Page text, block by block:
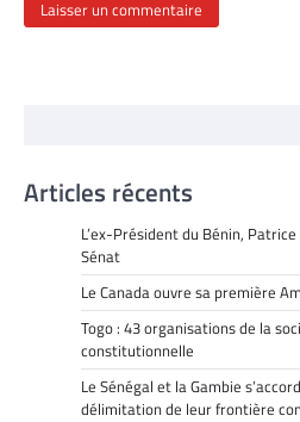
Articles récents
L’ex-Président du Bénin,
Sénat
Le Canada ouvre sa première
Togo : 43 organisations de la
constitutionnelle
Le Sénégal et la Gambie
délimitation de leur frontière